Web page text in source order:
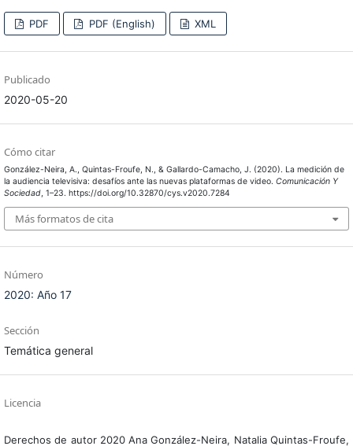
PDF PDF (English) XML
Publicado
2020-05-20
Cómo citar
González-Neira, A., Quintas-Froufe, N., & Gallardo-Camacho, J. (2020). La medición de
la audiencia televisiva: desafíos ante las nuevas plataformas de video. Comunicación Y
Sociedad, 1–23. https://doi.org/10.32870/cys.v2020.7284
Más formatos de cita
Número
2020: Año 17
Sección
Temática general
Licencia
Derechos de autor 2020 Ana González-Neira, Natalia Quintas-Froufe,